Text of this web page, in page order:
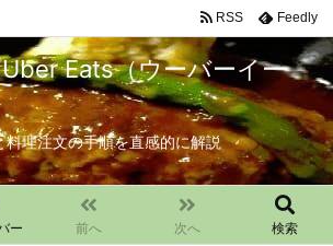
Eats（ウーバーイー
理注文の手順を直感的に解説
ー 前へ 次へ 検索
RSS Feedly